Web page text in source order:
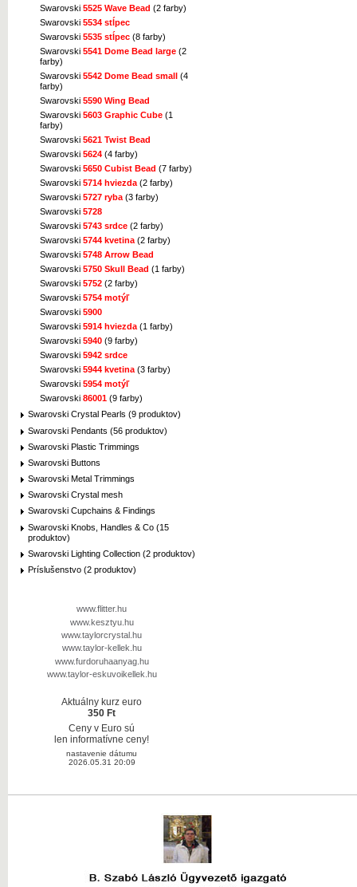
Swarovski 5525 Wave Bead (2 farby)
Swarovski 5534 stĺpec
Swarovski 5535 stĺpec (8 farby)
Swarovski 5541 Dome Bead large (2
farby)
Swarovski 5542 Dome Bead small (4
farby)
Swarovski 5590 Wing Bead
Swarovski 5603 Graphic Cube (1
farby)
Swarovski 5621 Twist Bead
Swarovski 5624 (4 farby)
Swarovski 5650 Cubist Bead (7 farby)
Swarovski 5714 hviezda (2 farby)
Swarovski 5727 ryba (3 farby)
Swarovski 5728
Swarovski 5743 srdce (2 farby)
Swarovski 5744 kvetina (2 farby)
Swarovski 5748 Arrow Bead
Swarovski 5750 Skull Bead (1 farby)
Swarovski 5752 (2 farby)
Swarovski 5754 motýľ
Swarovski 5900
Swarovski 5914 hviezda (1 farby)
Swarovski 5940 (9 farby)
Swarovski 5942 srdce
Swarovski 5944 kvetina (3 farby)
Swarovski 5954 motýľ
Swarovski 86001 (9 farby)
Swarovski Crystal Pearls (9 produktov)
Swarovski Pendants (56 produktov)
Swarovski Plastic Trimmings
Swarovski Buttons
Swarovski Metal Trimmings
Swarovski Crystal mesh
Swarovski Cupchains & Findings
Swarovski Knobs, Handles & Co (15
produktov)
Swarovski Lighting Collection (2 produktov)
Príslušenstvo (2 produktov)
www.flitter.hu
www.kesztyu.hu
www.taylorcrystal.hu
www.taylor-kellek.hu
www.furdoruhaanyag.hu
www.taylor-eskuvoikellek.hu
Aktuálny kurz euro
350 Ft
Ceny v Euro sú
len informatívne ceny!
nastavenie dátumu
2026.05.31 20:09